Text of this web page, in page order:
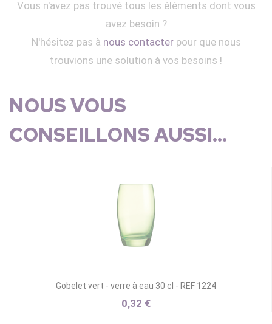
Vous n'avez pas trouvé tous les éléments dont vous
avez besoin ?
N'hésitez pas à nous contacterpour que nous
trouvions une solution à vos besoins !
NOUS VOUS
CONSEILLONS AUSSI...
Gobelet vert - verre à eau 30 cl - REF 1224
0,32 €